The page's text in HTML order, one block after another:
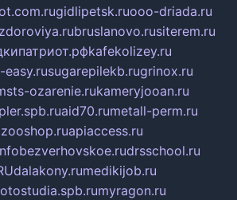
gidlipetsk.ruooo-driada.ru
bruslanovo.rusiterem.ru
kafekolizey.ru
sugarepilekb.rugrinox.ru
ozarenie.rukameryjooan.ru
aid70.rumetall-perm.ru
apiaccess.ru
bezverhovskoe.rudrsschool.ru
dalakony.rumedikijob.ru
myragon.ru